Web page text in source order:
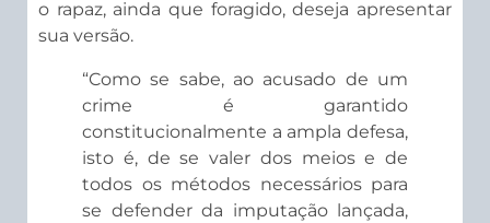
o rapaz, ainda que foragido, deseja apresentar
sua versão.
“Como se sabe, ao acusado de um
crime é garantido
constitucionalmente a ampla defesa,
isto é, de se valer dos meios e de
todos os métodos necessários para
se defender da imputação lançada,